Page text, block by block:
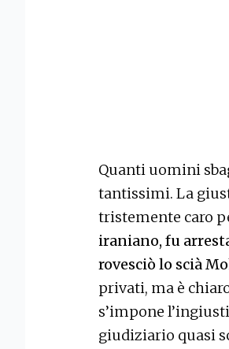
Quanti uomini
tantissimi. La
tristemente caro
iraniano, fu
rovesciò lo scià
privati, ma è
s’impone
giudiziario quasi